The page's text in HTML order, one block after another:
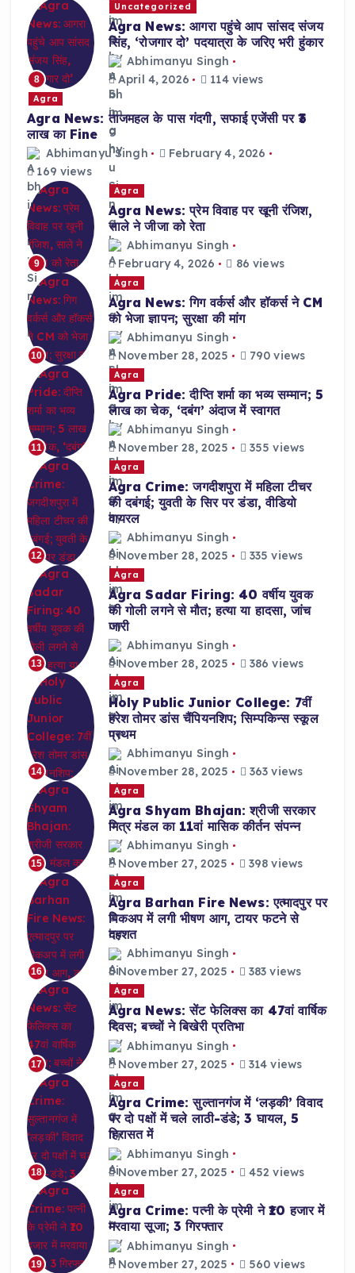
8
Uncategorized
Agra News: आगरा पहुंचे आप सांसद संजय
सिंह, ‘रोजगार दो’ पदयात्रा के जरिए भरी हुंकार
Abhimanyu Singh
April 4, 2026
114 views
Agra
Agra News: ताजमहल के पास गंदगी, सफाई एजेंसी पर ₹3
लाख का Fine
Abhimanyu Singh
February 4, 2026
169 views
9
Agra
Agra News: प्रेम विवाह पर खूनी रंजिश,
साले ने जीजा को रेता
Abhimanyu Singh
February 4, 2026
86 views
10
Agra
Agra News: गिग वर्कर्स और हॉकर्स ने CM
को भेजा ज्ञापन; सुरक्षा की मांग
Abhimanyu Singh
November 28, 2025
790 views
11
Agra
Agra Pride: दीप्ति शर्मा का भव्य सम्मान; 5
लाख का चेक, ‘दबंग’ अंदाज में स्वागत
Abhimanyu Singh
November 28, 2025
355 views
12
Agra
Agra Crime: जगदीशपुरा में महिला टीचर
की दबंगई; युवती के सिर पर डंडा, वीडियो
वायरल
Abhimanyu Singh
November 28, 2025
335 views
13
Agra
Agra Sadar Firing: 40 वर्षीय युवक
की गोली लगने से मौत; हत्या या हादसा, जांच
जारी
Abhimanyu Singh
November 28, 2025
386 views
14
Agra
Holy Public Junior College: 7वीं
हरेश तोमर डांस चैंपियनशिप; सिम्पकिन्स स्कूल
प्रथम
Abhimanyu Singh
November 28, 2025
363 views
15
Agra
Agra Shyam Bhajan: श्रीजी सरकार
मित्र मंडल का 11वां मासिक कीर्तन संपन्न
Abhimanyu Singh
November 27, 2025
398 views
16
Agra
Agra Barhan Fire News: एत्मादपुर पर
पिकअप में लगी भीषण आग, टायर फटने से
दहशत
Abhimanyu Singh
November 27, 2025
383 views
17
Agra
Agra News: सेंट फेलिक्स का 47वां वार्षिक
दिवस; बच्चों ने बिखेरी प्रतिभा
Abhimanyu Singh
November 27, 2025
314 views
18
Agra
Agra Crime: सुल्तानगंज में ‘लड़की’ विवाद
पर दो पक्षों में चले लाठी-डंडे; 3 घायल, 5
हिरासत में
Abhimanyu Singh
November 27, 2025
452 views
19
Agra
Agra Crime: पत्नी के प्रेमी ने ₹10 हजार में
मरवाया सूजा; 3 गिरफ्तार
Abhimanyu Singh
November 27, 2025
560 views